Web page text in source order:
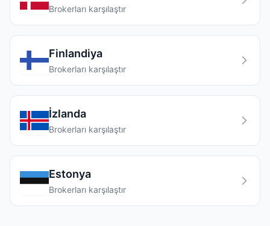
Brokerları karşılaştır
Finlandiya
Brokerları karşılaştır
İzlanda
Brokerları karşılaştır
Estonya
Brokerları karşılaştır